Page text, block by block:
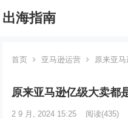
出海指南
首页 亚马逊运营 原来亚
原来亚马逊亿级大卖都
2 9 月, 2024 15:25 阅读(435)